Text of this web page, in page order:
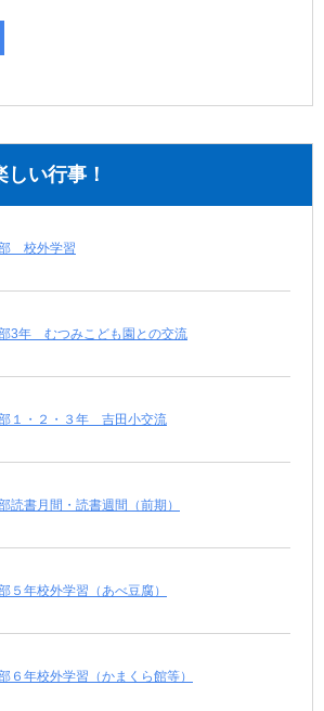
い行事！
校外学習
3年 むつみこども園との交流
１・２・３年 吉田小交流
書月間・読書週間（前期）
年校外学習（あべ豆腐）
年校外学習（かまくら館等）